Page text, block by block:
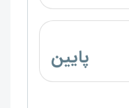
پایین